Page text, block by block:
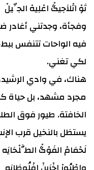
تَوْ اتْلاَحِيگْ اعْلِيهْ الجِّيلْ
وفجأة، وجدتني أغادر
فيه الواحات تتنفس
لكي تغني.
هناك، في وادي الرشيد،
مجرد مشهد، بل حياة
الخافتة. طيور فوق
يستظل بالنخيل قرب
لَحْمَامْ الفَوْگْ الطَّلْحَايَه